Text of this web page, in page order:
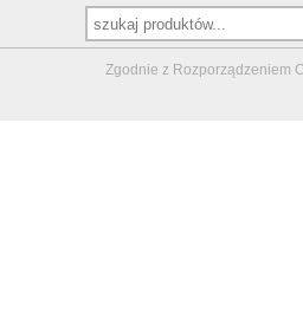
Zgodnie z Rozporządzeniem